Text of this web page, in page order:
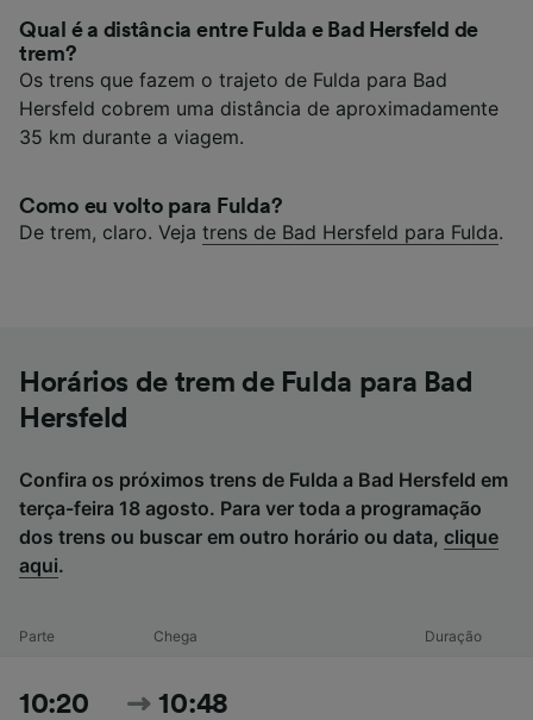
Qual é a distância entre Fulda e Bad Hersfeld de
trem?
Os trens que fazem o trajeto de Fulda para Bad
Hersfeld cobrem uma distância de aproximadamente
35 km durante a viagem.
Como eu volto para Fulda?
De trem, claro. Veja trens de Bad Hersfeld para Fulda.
Horários de trem de Fulda para Bad
Hersfeld
Confira os próximos trens de Fulda a Bad Hersfeld em
terça-feira 18 agosto. Para ver toda a programação
dos trens ou buscar em outro horário ou data, clique
aqui.
Parte Chega Duração
10:20 10:48